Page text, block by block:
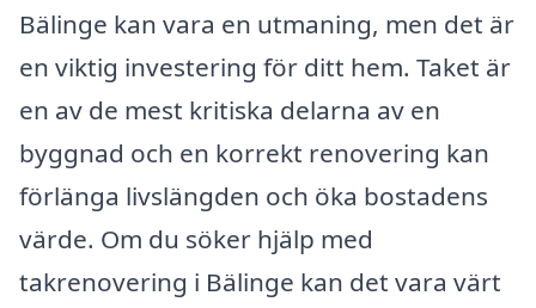
Bälinge kan vara en utmaning, men det är
en viktig investering för ditt hem. Taket är
en av de mest kritiska delarna av en
byggnad och en korrekt renovering kan
förlänga livslängden och öka bostadens
värde. Om du söker hjälp med
takrenovering i Bälinge kan det vara värt